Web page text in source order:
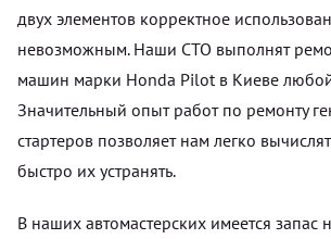
двух элементов корректное
невозможным. Наши СТО выполнят
машин марки Honda Pilot в Киеве
Значительный опыт работ по ремонту
стартеров позволяет нам легко
быстро их устранять.
В наших автомастерских имеется